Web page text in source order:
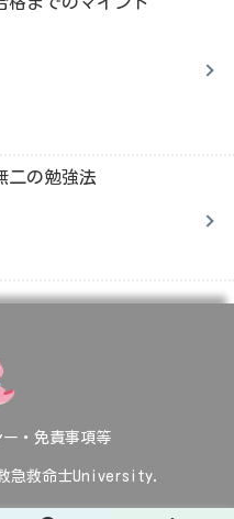
の勉強法
・免責事項等
急救命士University.